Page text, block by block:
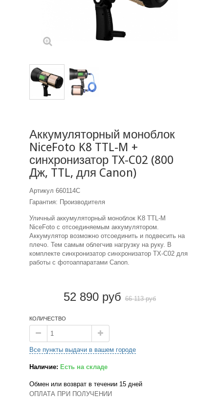
Аккумуляторный моноблок
NiceFoto K8 TTL-M +
синхронизатор TX-C02 (800
Дж, TTL, для Canon)
Артикул 660114C
Гарантия: Производителя
Уличный аккумуляторный моноблок K8 TTL-M
NiceFoto с отсоединяемым аккумулятором.
Аккумулятор возможно отсоединить и подвесить на
плечо. Тем самым облегчив нагрузку на руку. В
комплекте синхронизатор синхронизатор TX-C02 для
работы с фотоаппаратами Canon.
52 890 руб 66 113 руб
КОЛИЧЕСТВО
Все пункты выдачи в вашем городе
Наличие: Есть на складе
Обмен или возврат в течении 15 дней
ОПЛАТА ПРИ ПОЛУЧЕНИИ